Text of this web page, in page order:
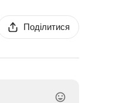
Поділитися